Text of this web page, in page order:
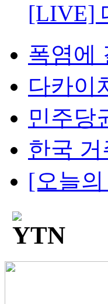
[LIVE]
폭염에
다카이
민주당
한국
[오늘의